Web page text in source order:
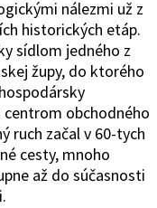
nálezmi už z
historických etáp.
sídlom jedného z
župy, do ktorého
obchodného
ruch začal v 60-tych
cesty, mnoho
až do súčasnosti